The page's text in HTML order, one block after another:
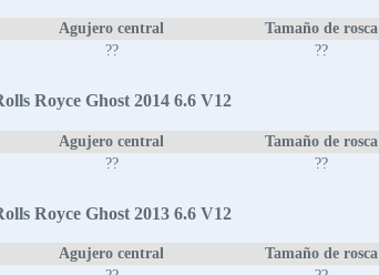
Agujero central Tamaño de rosca
?? ??
Royce Ghost 2014 6.6 V12
Agujero central Tamaño de rosca
?? ??
Royce Ghost 2013 6.6 V12
Agujero central Tamaño de rosca